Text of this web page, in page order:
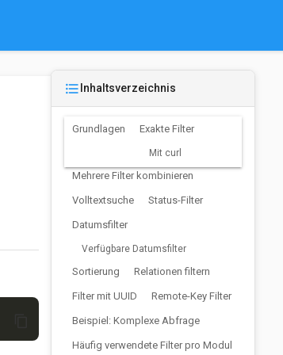
format_list_bulleted Inhaltsverzeichnis
Grundlagen Exakte Filter
Mit curl
Mehrere Filter kombinieren
Volltextsuche Status-Filter
Datumsfilter
Verfügbare Datumsfilter
Sortierung Relationen filtern
Filter mit UUID Remote-Key Filter
Beispiel: Komplexe Abfrage
Häufig verwendete Filter pro Modul